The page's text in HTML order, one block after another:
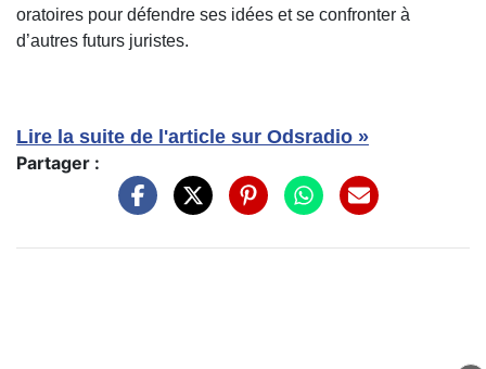
oratoires pour défendre ses idées et se confronter à
d’autres futurs juristes.
Lire la suite de l'article sur Odsradio »
Partager :